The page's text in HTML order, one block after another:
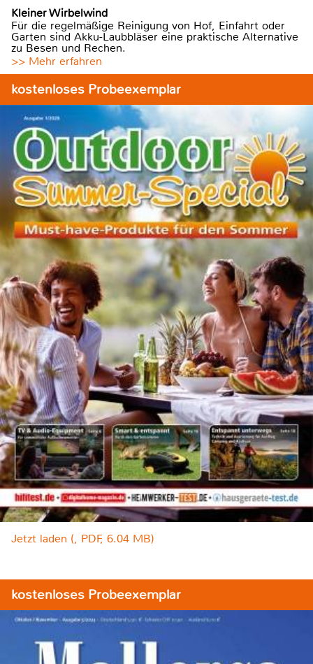
Kleiner Wirbelwind
Für die regelmäßige Reinigung von Hof, Einfahrt oder
Garten sind Akku-Laubbläser eine praktische Alternative
zu Besen und Rechen.
>> Mehr erfahren
kostenloses Probeexemplar
Jetzt laden (, PDF, 6.04 MB)
kostenloses Probeexemplar